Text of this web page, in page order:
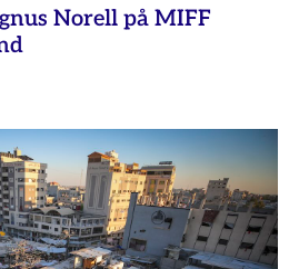
Norell på MIFF